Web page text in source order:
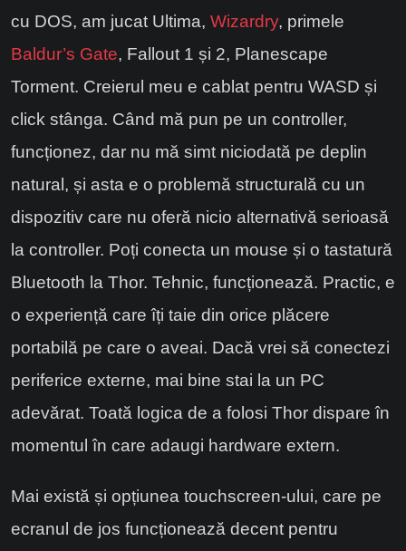
cu DOS, am jucat Ultima, Wizardry, primele
Baldur’s Gate, Fallout 1 și 2, Planescape
Torment. Creierul meu e cablat pentru WASD și
click stânga. Când mă pun pe un controller,
funcționez, dar nu mă simt niciodată pe deplin
natural, și asta e o problemă structurală cu un
dispozitiv care nu oferă nicio alternativă serioasă
la controller. Poți conecta un mouse și o tastatură
Bluetooth la Thor. Tehnic, funcționează. Practic, e
o experiență care îți taie din orice plăcere
portabilă pe care o aveai. Dacă vrei să conectezi
periferice externe, mai bine stai la un PC
adevărat. Toată logica de a folosi Thor dispare în
momentul în care adaugi hardware extern.
Mai există și opțiunea touchscreen-ului, care pe
ecranul de jos funcționează decent pentru